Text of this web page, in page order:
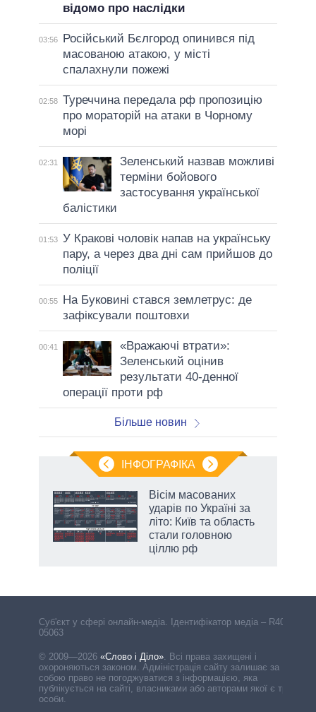
відомо про наслідки
03:56
Російський Бєлгород опинився під
масованою атакою, у місті
спалахнули пожежі
02:58 Туреччина передала рф пропозицію
про мораторій на атаки в Чорному
морі
02:31
Зеленський назвав можливі
терміни бойового
застосування української
балістики
01:53 У Кракові чоловік напав на українську
пару, а через два дні сам прийшов до
поліції
00:55
На Буковині стався землетрус: де
зафіксували поштовхи
00:41
«Вражаючі втрати»:
Зеленський оцінив
результати 40-денної
операції проти рф
Більше новин
ІНФОГРАФІКА
Вісім масованих
ударів по Україні за
літо: Київ та область
стали головною
ціллю рф
Cуб'єкт у сфері онлайн-медіа. Ідентифікатор медіа – R40-
05063
© 2009—2026 «Слово і Діло»
Всі права захищені і
охороняються законом. Адміністрація сайту залишає за
собою право не погоджуватися з інформацією, яка
публікується на сайті, власниками або авторами якої є треті
особи.